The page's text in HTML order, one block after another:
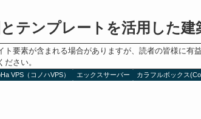
テンプレートを活用した建
要素が含まれる場合がありますが、読者の皆様に有
さい。
VPS（コノハVPS） エックスサーバー カラフルボックス